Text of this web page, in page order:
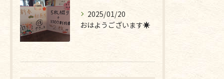
2025/01/20
おはようございます☀